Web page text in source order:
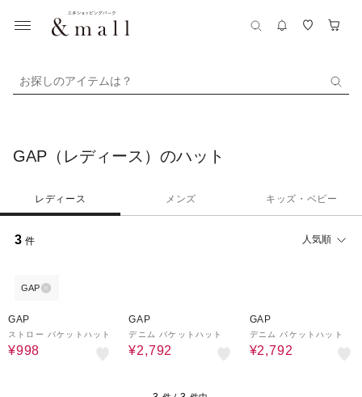
お探しのアイテムは？
GAP（レディース）のハット
レディース メンズ キッズ・ベビー
3 件 人気順
GAP
GAP
ストロー バケットハット
¥998
GAP
デニム バケットハット
¥2,792
GAP
デニム バケットハット
¥2,792